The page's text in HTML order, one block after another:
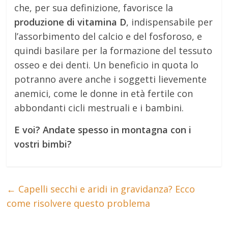
che, per sua definizione, favorisce la
produzione di vitamina D, indispensabile per
l’assorbimento del calcio e del fosforoso, e
quindi basilare per la formazione del tessuto
osseo e dei denti. Un beneficio in quota lo
potranno avere anche i soggetti lievemente
anemici, come le donne in età fertile con
abbondanti cicli mestruali e i bambini.
E voi? Andate spesso in montagna con i
vostri bimbi?
← Capelli secchi e aridi in gravidanza? Ecco
come risolvere questo problema